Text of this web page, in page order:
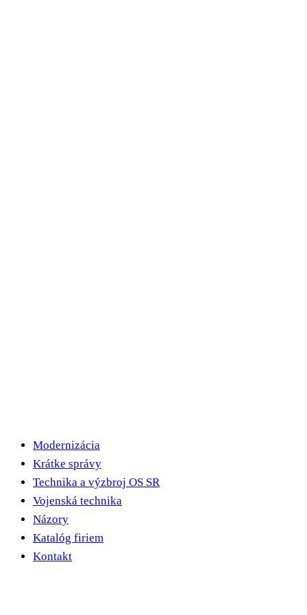
Modernizácia
Krátke správy
Technika a výzbroj OS SR
Vojenská technika
Názory
Katalóg firiem
Kontakt